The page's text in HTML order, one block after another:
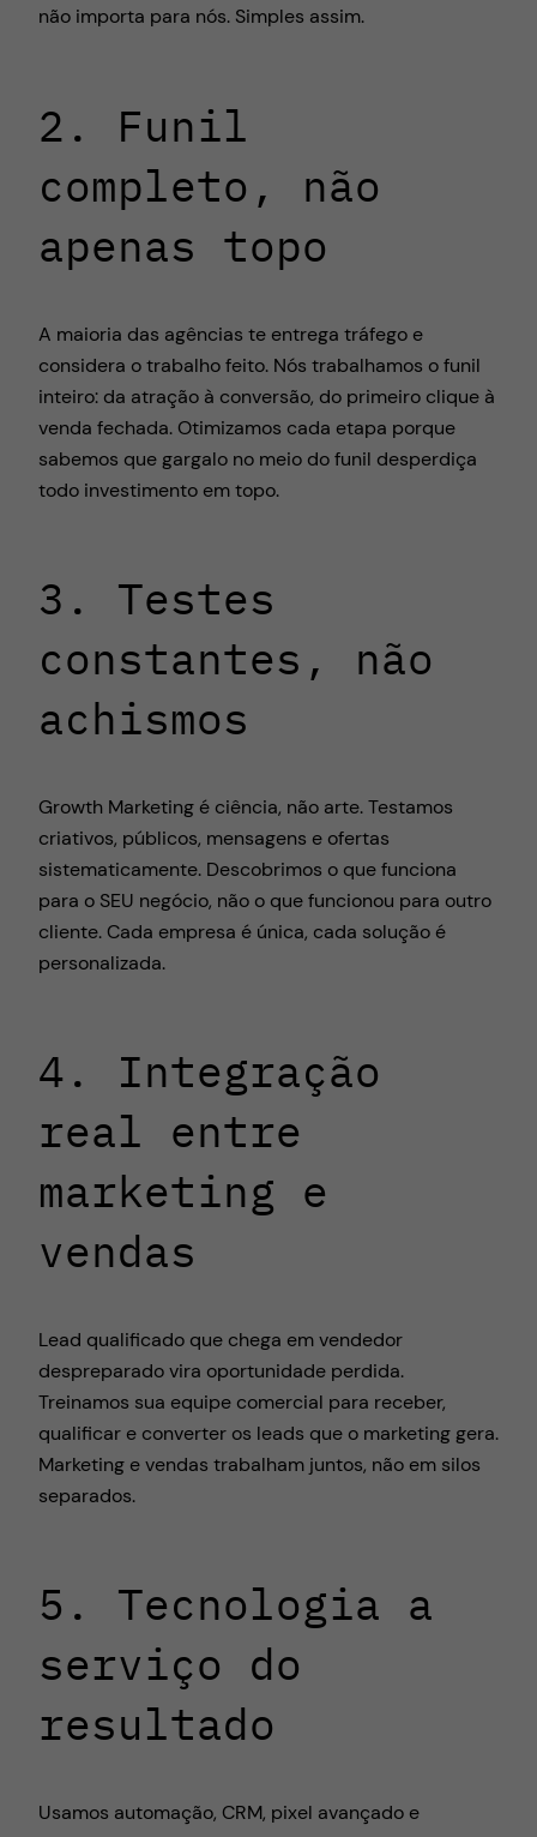
não importa para nós. Simples assim.
2. Funil
completo, não
apenas topo
A maioria das agências te entrega tráfego e
considera o trabalho feito. Nós trabalhamos o funil
inteiro: da atração à conversão, do primeiro clique à
venda fechada. Otimizamos cada etapa porque
sabemos que gargalo no meio do funil desperdiça
todo investimento em topo.
3. Testes
constantes, não
achismos
Growth Marketing é ciência, não arte. Testamos
criativos, públicos, mensagens e ofertas
sistematicamente. Descobrimos o que funciona
para o SEU negócio, não o que funcionou para outro
cliente. Cada empresa é única, cada solução é
personalizada.
4. Integração
real entre
marketing e
vendas
Lead qualificado que chega em vendedor
despreparado vira oportunidade perdida.
Treinamos sua equipe comercial para receber,
qualificar e converter os leads que o marketing gera.
Marketing e vendas trabalham juntos, não em silos
separados.
5. Tecnologia a
serviço do
resultado
Usamos automação, CRM, pixel avançado e